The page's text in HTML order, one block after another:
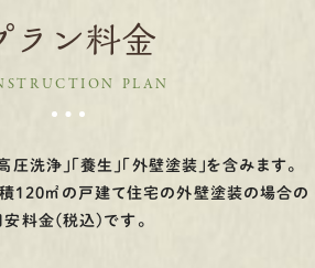
ラン料金
PLAN
圧洗浄」「養生」「外壁塗装」を含みます。
120㎡の戸建て住宅の外壁塗装の場合の
安料金(税込)です。